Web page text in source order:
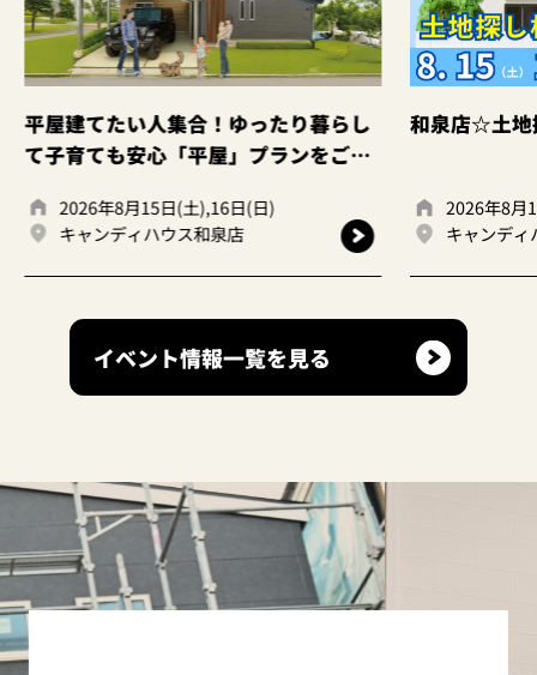
たり暮らし
ランをご提
和泉店☆土地探し相談会！
2026年8月15日(土),16日(日)
キャンディハウス和泉店
イベント情報一覧を見る